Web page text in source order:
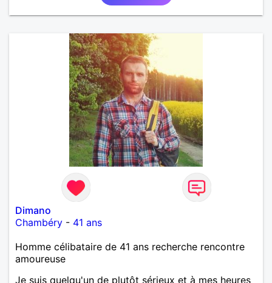
Dimano
Chambéry - 41 ans
Homme célibataire de 41 ans recherche rencontre
amoureuse
Je suis quelqu'un de plutôt sérieux et à mes heures